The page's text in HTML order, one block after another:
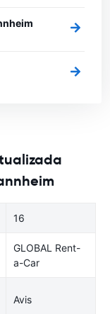
16
GLOBAL Rent-
a-Car
Avis